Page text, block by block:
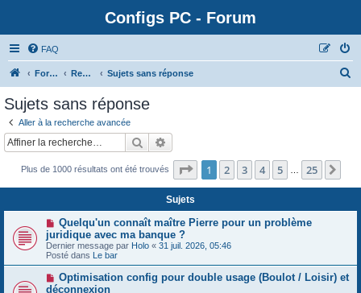
Configs PC - Forum
FAQ
Forum Rechercher Sujets sans réponse
Sujets sans réponse
Aller à la recherche avancée
Rechercher
Plus de 1000 résultats ont été trouvés Page 1sur25
1 2 3 4 5 25
Sujets
N
u
v
e
a
u
m
Quelqu'un connaît maître Pierre pour un problème
juridique avec ma banque ?
Dernier message par Holo « 31 juil. 2026, 05:46
Posté dans Le bar
N
o
Optimisation config pour double usage (Boulot / Loisir) et
déconnexion